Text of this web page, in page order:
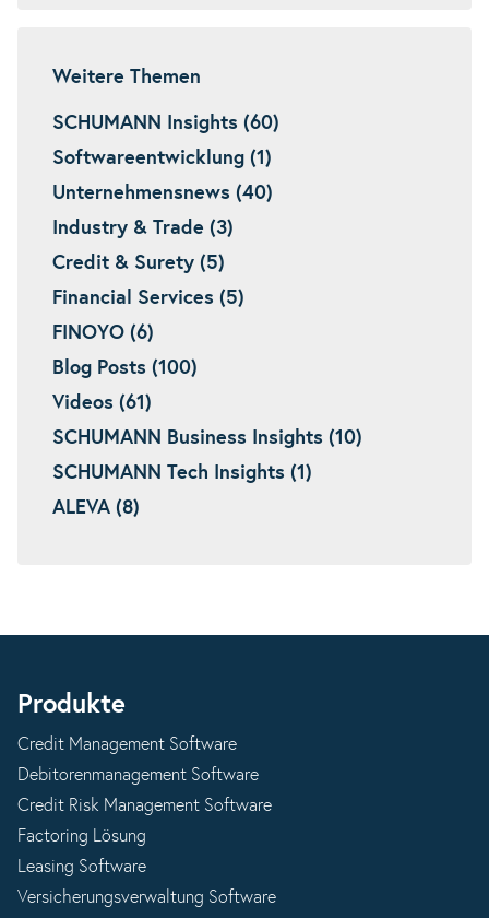
Weitere Themen
SCHUMANN Insights (60)
Softwareentwicklung (1)
Unternehmensnews (40)
Industry & Trade (3)
Credit & Surety (5)
Financial Services (5)
FINOYO (6)
Blog Posts (100)
Videos (61)
SCHUMANN Business Insights (10)
SCHUMANN Tech Insights (1)
ALEVA (8)
Produkte
Credit Management Software
Debitorenmanagement Software
Credit Risk Management Software
Factoring Lösung
Leasing Software
Versicherungsverwaltung Software